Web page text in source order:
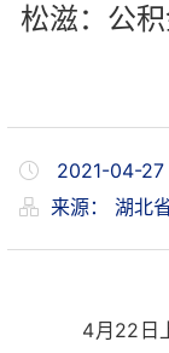
松滋：公
2021-04-27
来源： 湖北
4月22日